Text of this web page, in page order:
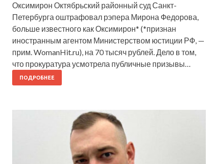
Оксимирон Октябрьский районный суд Санкт-
Петербурга оштрафовал рэпера Мирона Федорова,
больше известного как Оксимирон* (*признан
иностранным агентом Министерством юстиции РФ, —
прим. WomanHit.ru), на 70 тысяч рублей. Дело в том,
что прокуратура усмотрела публичные призывы…
ПОДРОБНЕЕ